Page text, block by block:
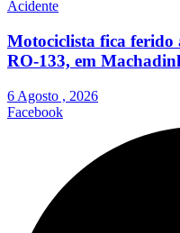
Acidente
Motociclista fica ferido
RO-133, em
6 Agosto , 2026
Facebook